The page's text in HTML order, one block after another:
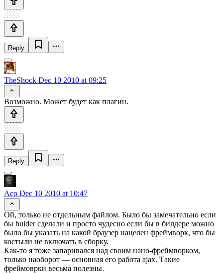
Reply
TheShock Dec 10 2010 at 09:25
Возможно. Может будет как плагин.
Reply
Aco Dec 10 2010 at 10:47
Ой, только не отдельным файлом. Было бы замечательно если
бы buider сделали и просто чудесно если бы в билдере можно
было бы указать на какой браузер нацелен фреймворк, что бы
костыли не включать в сборку.
Как-то я тоже запаривался над своим нано-фреймворком,
только наоборот — основная его работа ajax. Такие
фреймоврки весьма полезны.